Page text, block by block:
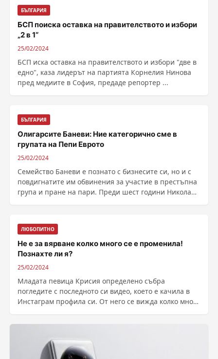
БЪЛГАРИЯ
БСП поиска оставка на правителството и избори
„2 в 1“
25/02/2024
БСП иска оставка на правителството и избори "две в
едно", каза лидерът на партията Корнелия Нинова
пред медиите в София, предаде репортер ...
БЪЛГАРИЯ
Олигарсите Баневи: Ние категорично сме в
групата на Пепи Еврото
25/02/2024
Семейство Баневи е познато с бизнесите си, но и с
повдигнатите им обвинения за участие в престъпна
група и пране на пари. Преди шест години Николай
ЛЮБОПИТНО
Не е за вярване колко много се е променила!
Познахте ли я?
25/02/2024
Младата певица Крисия определено събра
погледите с последното си видео, което е качила в
Инстаграм профила си. От него се вижда колко много